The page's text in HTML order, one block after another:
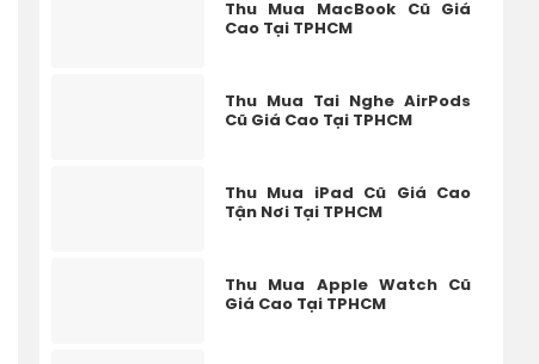
Thu Mua MacBook Cũ Giá
Cao Tại TPHCM
Thu Mua Tai Nghe AirPods
Cũ Giá Cao Tại TPHCM
Thu Mua iPad Cũ Giá Cao
Tận Nơi Tại TPHCM
Thu Mua Apple Watch Cũ
Giá Cao Tại TPHCM